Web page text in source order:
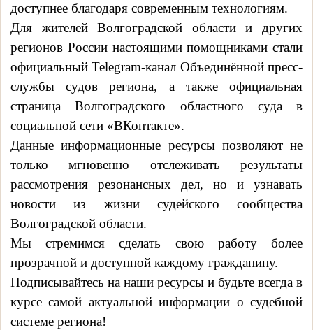
доступнее благодаря современным технологиям.
Для жителей Волгоградской области и других
регионов России настоящими помощниками стали
официальный Telegram-канал Объединённой пресс-
службы судов региона, а также официальная
страница Волгоградского областного суда в
социальной сети «ВКонтакте».
Данные информационные ресурсы позволяют не
только мгновенно отслеживать результаты
рассмотрения резонансных дел, но и узнавать
новости из жизни судейского сообщества
Волгоградской области.
Мы стремимся сделать свою работу более
прозрачной и доступной каждому гражданину.
Подписывайтесь на наши ресурсы и будьте всегда в
курсе самой актуальной информации о судебной
системе региона!